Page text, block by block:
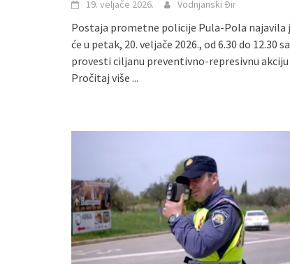
19. veljače 2026. Vodnjanski Đir
Postaja prometne policije Pula-Pola najavila
će u petak, 20. veljače 2026., od 6.30 do 12.30
provesti ciljanu preventivno-represivnu akciju
Pročitaj više ...